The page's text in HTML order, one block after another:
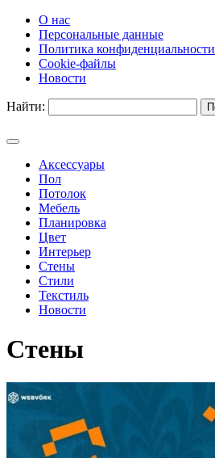
О нас
Персональные данные
Политика конфиденциальности
Cookie-файлы
Новости
Найти:
Аксессуары
Пол
Потолок
Мебель
Планировка
Цвет
Интерьер
Стены
Стили
Текстиль
Новости
Стены